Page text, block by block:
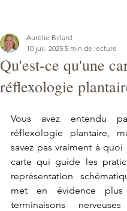
Qu'est-ce qu'une
réflexologie
Aurélie Billard
10 juil. 2025 5 min de lecture
Vous avez entendu
réflexologie plantaire,
savez pas vraiment à quoi
carte qui guide les
représentation
met en évidence
terminaisons